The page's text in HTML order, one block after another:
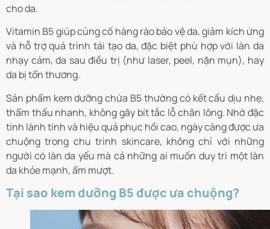
cho da.
Vitamin B5 giúp củng cố hàng rào bảo vệ da, giảm kích ứng
và hỗ trợ quá trình tái tạo da, đặc biệt phù hợp với làn da
nhạy cảm, da sau điều trị (như laser, peel, nặn mụn), hay
da bị tổn thương.
Sản phẩm kem dưỡng chứa B5 thường có kết cấu dịu nhẹ,
thẩm thấu nhanh, không gây bít tắc lỗ chân lông. Nhờ đặc
tính lành tính và hiệu quả phục hồi cao, ngày càng được ưa
chuộng trong chu trình skincare, không chỉ với những
người có làn da yếu mà cả những ai muốn duy trì một làn
da khỏe mạnh, ẩm mượt.
Tại sao kem dưỡng B5 được ưa chuộng?